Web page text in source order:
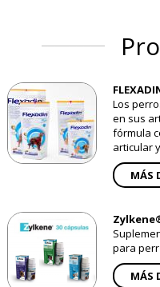
Los
en sus
fórmula
articular
MÁS
para
MÁS